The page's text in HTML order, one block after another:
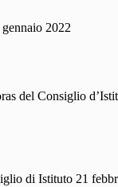
2022
del Consiglio
di Istituto 21